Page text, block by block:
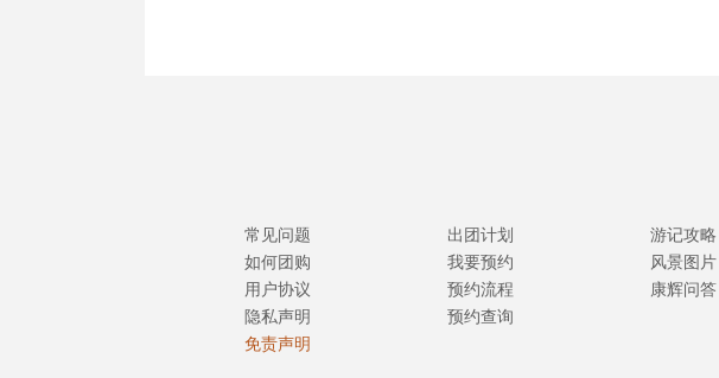
常见问题
如何团购
用户协议
隐私声明
免责声明
出团计划
我要预约
预约流程
预约查询
游记攻略
风景图片
康辉问答